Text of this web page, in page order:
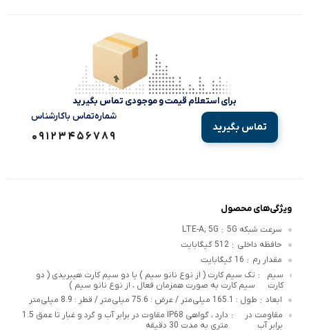
برای استعلام قیمت و موجودی تماس بگیرید
تماس بگیرید
شماره‌تماس‌ با‌کارشناس
09123456789
ویژگی‌های محصول
سرعت شبکه 5G :
LTE-A; 5G
حافظه داخلی : 512 گیگابایت
مقدار رم : 16 گیگابایت
سیم
کارت
: تک سیم کارت ( از نوع نانو سیم ) یا دو سیم کارت هیبریدی ( دو
سیم کارت به صورت همزمان فعال ، از نوع نانو سیم )
ابعاد : طول : 165.1 میلی‌متر / عرض : 75.6 میلی‌متر / قطر : 8.9 میلی‌متر
مقاومت در
برابر آب
:
دارد ، گواهی IP68 مقاوت در برابر آب و گرد و غبار تا عمق 1.5
متری به مدت 30 دقیقه